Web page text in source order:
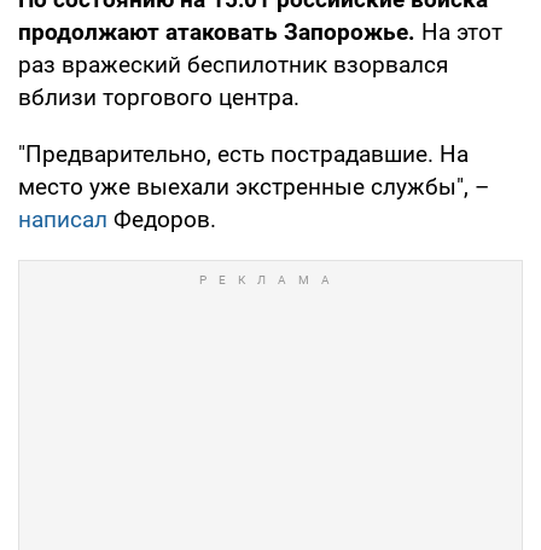
продолжают атаковать Запорожье. На этот
раз вражеский беспилотник взорвался
вблизи торгового центра.
"Предварительно, есть пострадавшие. На
место уже выехали экстренные службы", –
написал Федоров.